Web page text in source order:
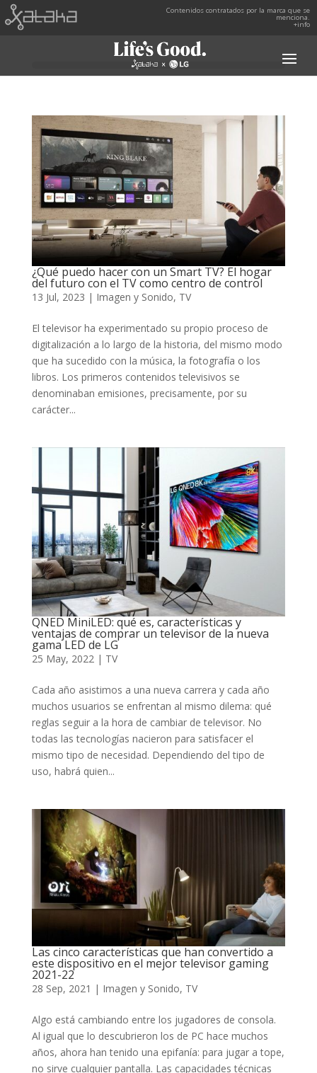
Contenidos contratados por la marca que se
menciona.
+info
¿Qué puedo hacer con un Smart TV? El hogar
del futuro con el TV como centro de control
13 Jul, 2023 | Imagen y Sonido, TV
El televisor ha experimentado su propio proceso de
digitalización a lo largo de la historia, del mismo modo
que ha sucedido con la música, la fotografía o los
libros. Los primeros contenidos televisivos se
denominaban emisiones, precisamente, por su
carácter...
QNED MiniLED: qué es, características y
ventajas de comprar un televisor de la nueva
gama LED de LG
25 May, 2022 | TV
Cada año asistimos a una nueva carrera y cada año
muchos usuarios se enfrentan al mismo dilema: qué
reglas seguir a la hora de cambiar de televisor. No
todas las tecnologías nacieron para satisfacer el
mismo tipo de necesidad. Dependiendo del tipo de
uso, habrá quien...
Las cinco características que han convertido a
este dispositivo en el mejor televisor gaming
2021-22
28 Sep, 2021 | Imagen y Sonido, TV
Algo está cambiando entre los jugadores de consola.
Al igual que lo descubrieron los de PC hace muchos
años, ahora han tenido una epifanía: para jugar a tope,
no sirve cualquier pantalla. Las capacidades técnicas